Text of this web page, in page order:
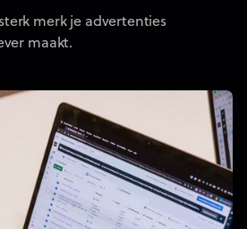
merk je advertenties
maakt.